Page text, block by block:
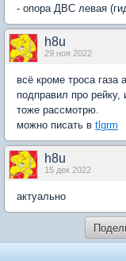
- опора ДВС левая
h8u
29 ноя 2022
всё кроме троса газа
подправил про
тоже рассмотрю.
можно писать в tlgrm
h8u
15 дек 2022
актуально